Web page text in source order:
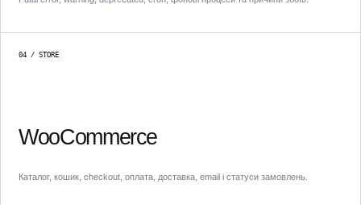
04 / STORE
WooCommerce
Каталог, кошик, checkout, оплата, доставка, email і статуси замовлень.